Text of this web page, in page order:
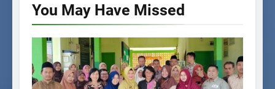
You May Have Missed
BERITA SEKOLAH